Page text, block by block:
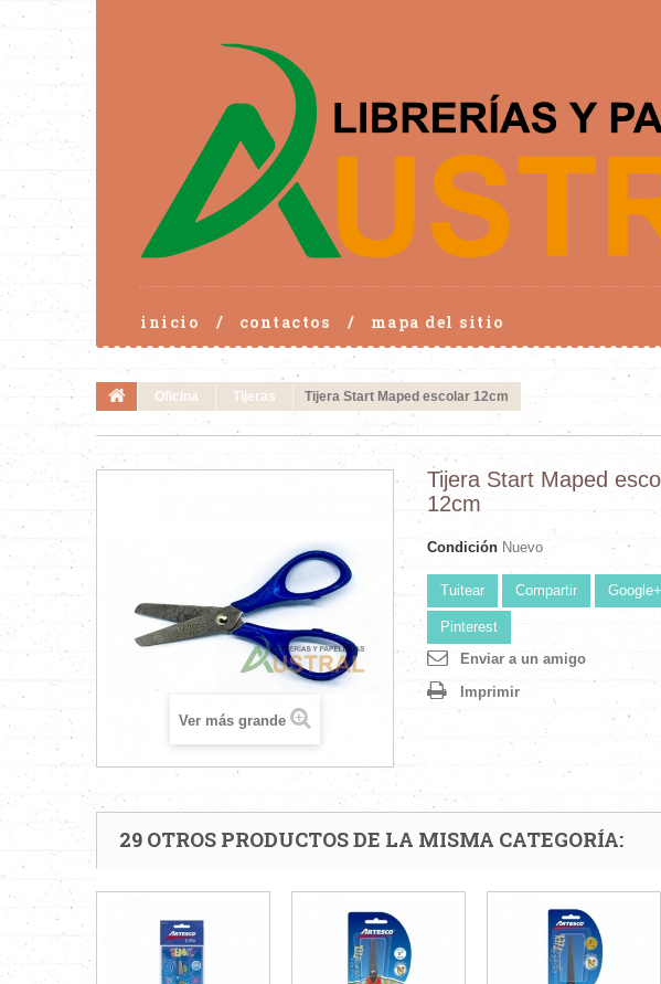
inicio contactos mapa del sitio
Oficina Tijeras Tijera Start Maped escolar 12cm
Ver más grande
Tijera Start Maped
12cm
Condición Nuevo
Tuitear Compartir Google+
Pinterest
Enviar a un amigo
Imprimir
29 OTROS PRODUCTOS DE LA MISMA CATEGORÍA: